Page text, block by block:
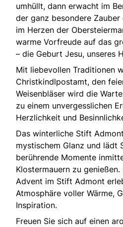
umhüllt, dann erwacht im
der ganz besondere
im Herzen der
warme Vorfreude auf das
– die Geburt Jesu, unseres
Mit liebevollen Traditionen
Christkindlpostamt, den
Weisenbläser wird die
zu einem unvergesslichen
Herzlichkeit und
Das winterliche Stift
mystischem Glanz und lädt
berührende Momente
Klostermauern zu
Advent im Stift Admont
Atmosphäre voller Wärme,
Inspiration.
Freuen Sie sich auf einen